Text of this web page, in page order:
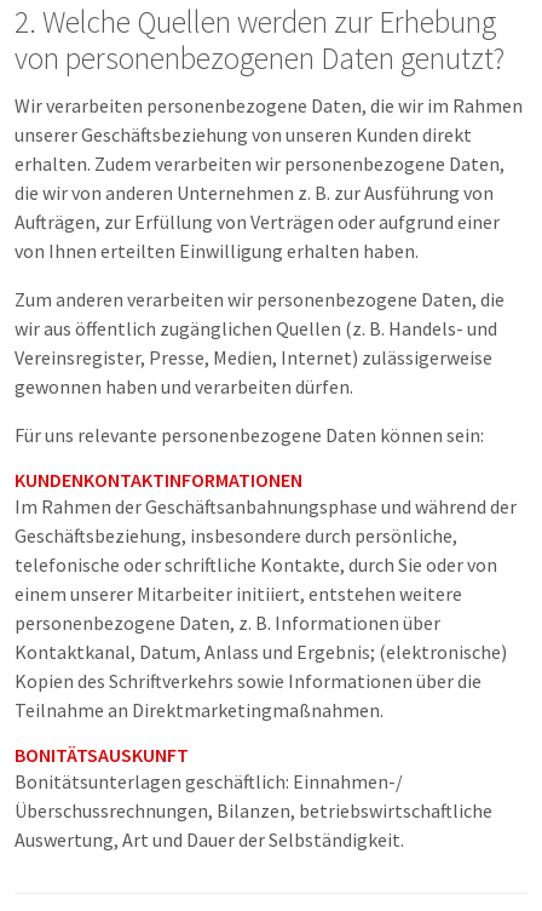
2. Welche Quellen werden zur Erhebung
von personenbezogenen Daten genutzt?
Wir verarbeiten personenbezogene Daten, die wir im Rahmen
unserer Geschäftsbeziehung von unseren Kunden direkt
erhalten. Zudem verarbeiten wir personenbezogene Daten,
die wir von anderen Unternehmen z. B. zur Ausführung von
Aufträgen, zur Erfüllung von Verträgen oder aufgrund einer
von Ihnen erteilten Einwilligung erhalten haben.
Zum anderen verarbeiten wir personenbezogene Daten, die
wir aus öffentlich zugänglichen Quellen (z. B. Handels- und
Vereinsregister, Presse, Medien, Internet) zulässigerweise
gewonnen haben und verarbeiten dürfen.
Für uns relevante personenbezogene Daten können sein:
KUNDENKONTAKTINFORMATIONEN
Im Rahmen der Geschäftsanbahnungsphase und während der
Geschäftsbeziehung, insbesondere durch persönliche,
telefonische oder schriftliche Kontakte, durch Sie oder von
einem unserer Mitarbeiter initiiert, entstehen weitere
personenbezogene Daten, z. B. Informationen über
Kontaktkanal, Datum, Anlass und Ergebnis; (elektronische)
Kopien des Schriftverkehrs sowie Informationen über die
Teilnahme an Direktmarketingmaßnahmen.
BONITÄTSAUSKUNFT
Bonitätsunterlagen geschäftlich: Einnahmen-/
Überschussrechnungen, Bilanzen, betriebswirtschaftliche
Auswertung, Art und Dauer der Selbständigkeit.